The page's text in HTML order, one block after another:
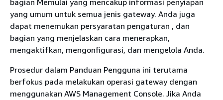
bagian Memulai yang mencakup informasi penyiapan
yang umum untuk semua jenis gateway. Anda juga
dapat menemukan persyaratan pengaturan , dan
bagian yang menjelaskan cara menerapkan,
mengaktifkan, mengonfigurasi, dan mengelola Anda.
Prosedur dalam Panduan Pengguna ini terutama
berfokus pada melakukan operasi gateway dengan
menggunakan AWS Management Console. Jika Anda